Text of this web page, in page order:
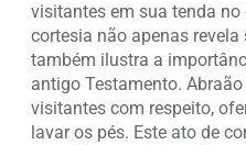
visitantes em sua tenda
cortesia não apenas
também ilustra a
antigo Testamento.
visitantes com respeito,
lavar os pés. Este ato de